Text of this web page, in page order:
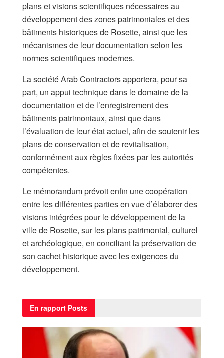
plans et visions scientifiques nécessaires au
développement des zones patrimoniales et des
bâtiments historiques de Rosette, ainsi que les
mécanismes de leur documentation selon les
normes scientifiques modernes.
La société Arab Contractors apportera, pour sa
part, un appui technique dans le domaine de la
documentation et de l’enregistrement des
bâtiments patrimoniaux, ainsi que dans
l’évaluation de leur état actuel, afin de soutenir les
plans de conservation et de revitalisation,
conformément aux règles fixées par les autorités
compétentes.
Le mémorandum prévoit enfin une coopération
entre les différentes parties en vue d’élaborer des
visions intégrées pour le développement de la
ville de Rosette, sur les plans patrimonial, culturel
et archéologique, en conciliant la préservation de
son cachet historique avec les exigences du
développement.
En rapport Posts